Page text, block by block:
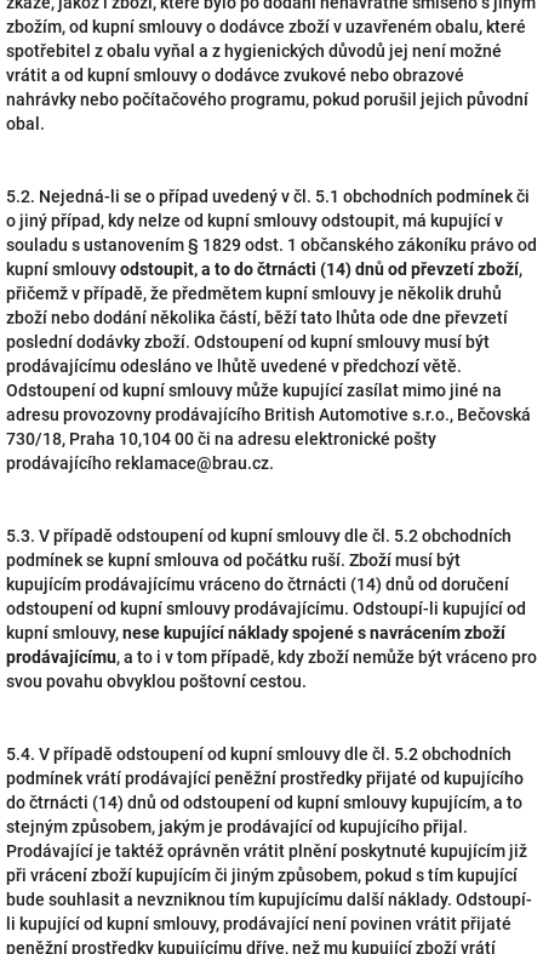
zbožím, od kupní smlouvy o dodávce zboží v uzavřeném obalu, které
spotřebitel z obalu vyňal a z hygienických důvodů jej není možné
vrátit a od kupní smlouvy o dodávce zvukové nebo obrazové
nahrávky nebo počítačového programu, pokud porušil jejich původní
obal.
5.2. Nejedná-li se o případ uvedený v čl. 5.1 obchodních podmínek či
o jiný případ, kdy nelze od kupní smlouvy odstoupit, má kupující v
souladu s ustanovením § 1829 odst. 1 občanského zákoníku právo od
kupní smlouvyodstoupit, a to do čtrnácti (14) dnů od převzetí zboží,
přičemž v případě, že předmětem kupní smlouvy je několik druhů
zboží nebo dodání několika částí, běží tato lhůta ode dne převzetí
poslední dodávky zboží. Odstoupení od kupní smlouvy musí být
prodávajícímu odesláno ve lhůtě uvedené v předchozí větě.
Odstoupení od kupní smlouvy může kupující zasílat mimo jiné na
adresu provozovny prodávajícího British Automotive s.r.o., Bečovská
730/18, Praha 10,104 00 či na adresu elektronické pošty
prodávajícího reklamace@brau.cz.
5.3. V případě odstoupení od kupní smlouvy dle čl. 5.2 obchodních
podmínek se kupní smlouva od počátku ruší. Zboží musí být
kupujícím prodávajícímu vráceno do čtrnácti (14) dnů od doručení
odstoupení od kupní smlouvy prodávajícímu. Odstoupí-li kupující od
kupní smlouvy,nese kupující náklady spojené s navrácením zboží
prodávajícímu, a to i v tom případě, kdy zboží nemůže být vráceno pro
svou povahu obvyklou poštovní cestou.
5.4. V případě odstoupení od kupní smlouvy dle čl. 5.2 obchodních
podmínek vrátí prodávající peněžní prostředky přijaté od kupujícího
do čtrnácti (14) dnů od odstoupení od kupní smlouvy kupujícím, a to
stejným způsobem, jakým je prodávající od kupujícího přijal.
Prodávající je taktéž oprávněn vrátit plnění poskytnuté kupujícím již
při vrácení zboží kupujícím či jiným způsobem, pokud s tím kupující
bude souhlasit a nevzniknou tím kupujícímu další náklady. Odstoupí-
li kupující od kupní smlouvy, prodávající není povinen vrátit přijaté
peněžní prostředky kupujícímu dříve, než mu kupující zboží vrátí